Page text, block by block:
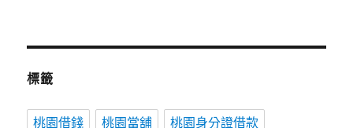
標籤
桃園借錢 桃園當舖 桃園身分證借款